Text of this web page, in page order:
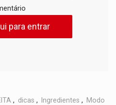
para entrar
, dicas , Ingredientes ,
Modo